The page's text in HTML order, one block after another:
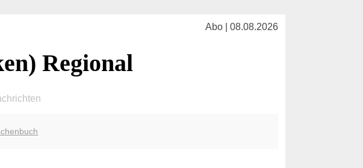
Abo | 08.08.2026
Regional